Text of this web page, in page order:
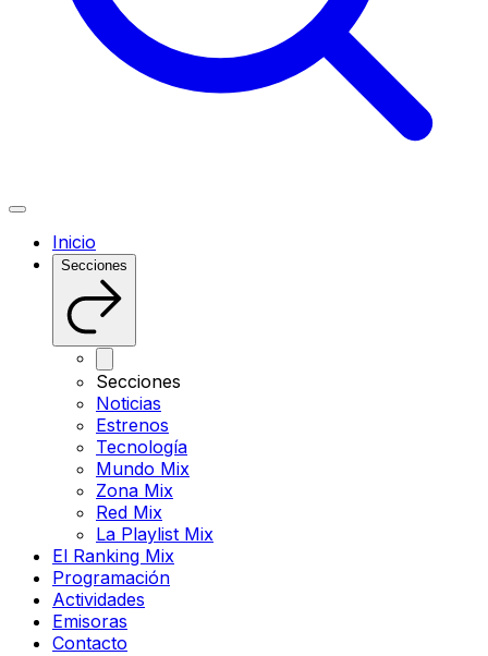
Inicio
Secciones
Secciones
Noticias
Estrenos
Tecnología
Mundo Mix
Zona Mix
Red Mix
La Playlist Mix
El Ranking Mix
Programación
Actividades
Emisoras
Contacto